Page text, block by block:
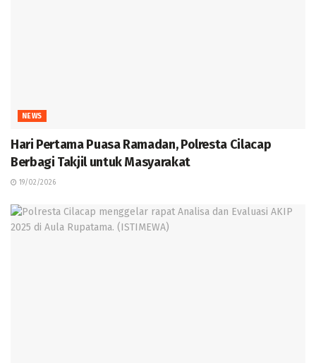
NEWS
Hari Pertama Puasa Ramadan, Polresta Cilacap
Berbagi Takjil untuk Masyarakat
19/02/2026